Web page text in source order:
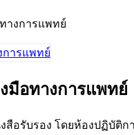
างการแพทย์
มือทางการแพทย์
งสือรับรอง โดยห้องปฏิบัติ